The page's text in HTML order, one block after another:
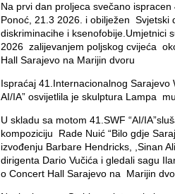
Na prvi dan proljeca svečano
Ponoć, 21.3 2026. i obilježen Svjetski
diskriminacihe i ksenofobije.Umjetnici
2026 zalijevanjem poljskog cvijeća
Hall Sarajevo na Marijin dvoru
Ispraćaj 41.Internacionalnog Sarajevo
AI/IA” osvijetlila je skulptura Lampa
U skladu sa motom 41.SWF “AI/
kompoziciju Rade Nuić “Bilo gdje
izvođenju Barbare Hendricks, ,Sinan
dirigenta Dario Vučića i gledali sagu
o Concert Hall Sarajevo na Marijin